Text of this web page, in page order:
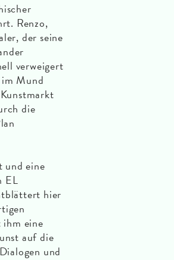
Renzo,
der seine
verweigert
Mund
die
und eine
EL
hier
eine
auf die
und